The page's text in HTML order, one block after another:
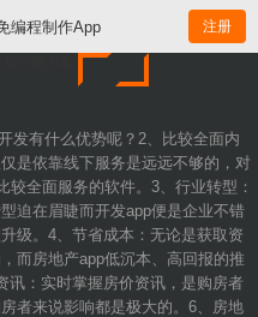
编程制作App 注册
发有什么优势呢？2、比较全面内
是依靠线下服务是远远不够的，对
全面服务的软件。3、行业转型：
迫在眉睫而开发app便是企业不错
级。4、节省成本：无论是获取资
而房地产app低沉本、高回报的推
讯：实时掌握房价资讯，是购房者
者来说影响都是极大的。6、房地